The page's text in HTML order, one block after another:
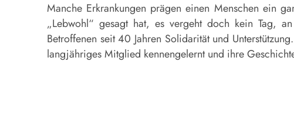
Manche Erkrankungen prägen einen Menschen ein
„Lebwohl“ gesagt hat, es vergeht doch kein Tag,
Betroffenen seit 40 Jahren Solidarität und
langjähriges Mitglied kennengelernt und ihre